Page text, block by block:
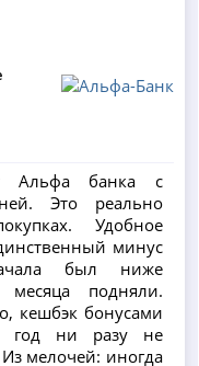
Альфа банка с
Это реально
Удобное
минус
был ниже
подняли.
кешбэк бонусами
год ни разу не
мелочей: иногда